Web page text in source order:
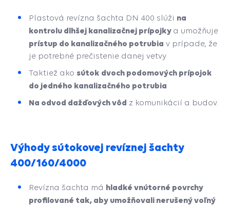
Plastová revízna šachta DN 400 slúži na
kontrolu dlhšej kanalizačnej prípojky a umožňuje
prístup do kanalizačného potrubia v prípade, že
je potrebné prečistenie danej vetvy
Taktiež ako sútok dvoch podomových prípojok
do jedného kanalizačného potrubia
Na odvod dažďových vôd z komunikácií a budov.
Výhody sútokovej revíznej šachty
400/160/4000
Revízna šachta má hladké vnútorné povrchy
profilované tak, aby umožňovali nerušený voľný